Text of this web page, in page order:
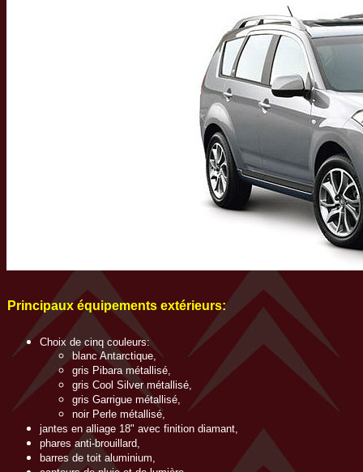
Principaux équipements extérieurs:
Choix de cinq couleurs:
blanc Antarctique,
gris Pibara métallisé,
gris Cool Silver métallisé,
gris Garrigue métallisé,
noir Perle métallisé,
jantes en alliage 18" avec finition diamant,
phares anti-brouillard,
barres de toit aluminium,